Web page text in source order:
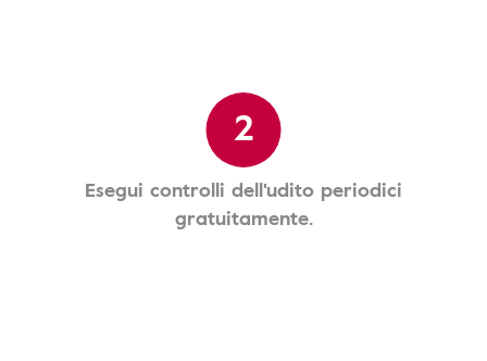
2
Esegui controlli dell'udito periodici
gratuitamente.